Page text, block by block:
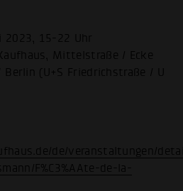
2023, 15-22 Uhr
Mittelstraße / Ecke
(U+S Friedrichstraße / U
de/veranstaltungen/
F%C3%AAte-de-la-